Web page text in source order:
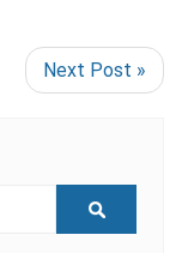
Next Post »